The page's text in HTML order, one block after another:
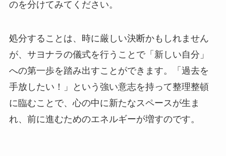
のを分けてみてください。
処分することは、時に厳しい決断かもしれません
が、サヨナラの儀式を行うことで「新しい自分」
への第一歩を踏み出すことができます。「過去を
手放したい！」という強い意志を持って整理整頓
に臨むことで、心の中に新たなスペースが生ま
れ、前に進むためのエネルギーが増すのです。